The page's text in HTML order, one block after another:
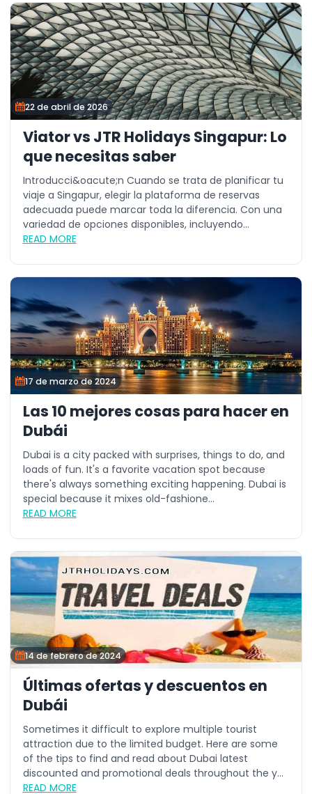
22 de abril de 2026
Viator vs JTR Holidays Singapur: Lo
que necesitas saber
Introducci&oacute;n Cuando se trata de planificar tu
viaje a Singapur, elegir la plataforma de reservas
adecuada puede marcar toda la diferencia. Con una
variedad de opciones disponibles, incluyendo...
READ MORE
17 de marzo de 2024
Las 10 mejores cosas para hacer en
Dubái
Dubai is a city packed with surprises, things to do, and
loads of fun. It's a favorite vacation spot because
there's always something exciting happening. Dubai is
special because it mixes old-fashione...
READ MORE
14 de febrero de 2024
Últimas ofertas y descuentos en
Dubái
Sometimes it difficult to explore multiple tourist
attraction due to the limited budget. Here are some
of the tips to find and read about Dubai latest
discounted and promotional deals throughout the y...
READ MORE